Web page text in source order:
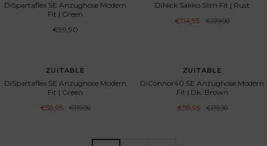
DiSpartaflex SE Anzughose Modern
Fit | Green
Aanbiedingsprijs
€99,90
DiNick Sakko Slim Fit | Rust
Aanbiedingsprijs
€114,95
Normale
€229,90
BESPAAR 50%ZUITABLE
DiSpartaflex SE Anzughose Modern
Fit | Green
Aanbiedingsprijs
€59,95
Normale
€119,90
BESPAAR 50%ZUITABLE
DiConnor40 SE Anzughose Modern
Fit | Dk. Brown
Aanbiedingsprijs
€59,95
Normale
€119,90